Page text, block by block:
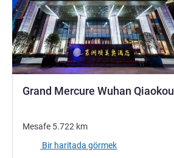
Grand Mercure Wuhan Qiaokou
Mesafe 5.722 km
Bir haritada görmek